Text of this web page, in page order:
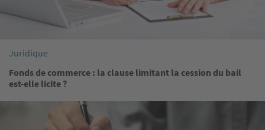
Juridique
Fonds de commerce : la clause limitant la cession du bail
est-elle licite ?